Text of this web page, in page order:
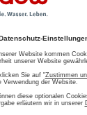
Studie
der
Frontier
(ONAS)